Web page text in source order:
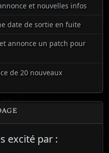
et nouvelles infos
date de sortie en fuite
annonce un patch pour
de 20 nouveaux
excité par :